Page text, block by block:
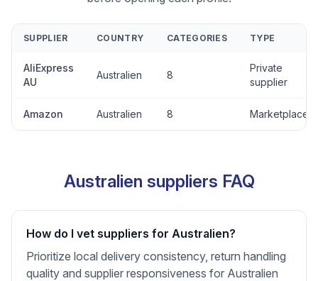
SUPPLIER COUNTRY CATEGORIES TYPE
AliExpress
AU
Australien 8
Private
supplier
Amazon Australien 8 Marketplace
Australien suppliers FAQ
How do I vet suppliers for Australien?
Prioritize local delivery consistency, return handling
quality and supplier responsiveness for Australien